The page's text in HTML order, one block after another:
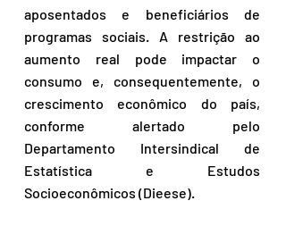
aposentados e beneficiários de
programas sociais. A restrição ao
aumento real pode impactar o
consumo e, consequentemente, o
crescimento econômico do país,
conforme alertado pelo
Departamento Intersindical de
Estatística e Estudos
Socioeconômicos (Dieese).